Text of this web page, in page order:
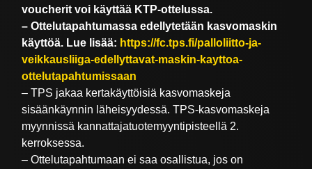
voucherit voi käyttää KTP-ottelussa.
– Ottelutapahtumassa edellytetään kasvomaskin
käyttöä. Lue lisää: https://fc.tps.fi/palloliitto-ja-
veikkausliiga-edellyttavat-maskin-kayttoa-
ottelutapahtumissaan
– TPS jakaa kertakäyttöisiä kasvomaskeja
sisäänkäynnin läheisyydessä. TPS-kasvomaskeja
myynnissä kannattajatuotemyyntipisteellä 2.
kerroksessa.
– Ottelutapahtumaan ei saa osallistua, jos on